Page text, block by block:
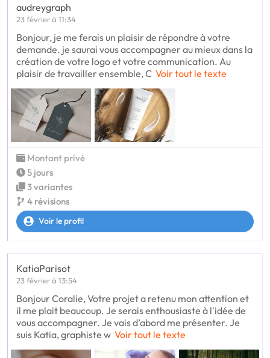
audreygraph
23 février à 11:34
Bonjour, je me ferais un plaisir de répondre à votre
demande. je saurai vous accompagner au mieux dans la
création de votre logo et votre communication. Au
plaisir de travailler ensemble, C Voir tout le texte
Montant privé
5 jours
3 variantes
4 révisions
Voir le profil
KatiaParisot
23 février à 13:54
Bonjour Coralie, Votre projet a retenu mon attention et
il me plait beaucoup. Je serais enthousiaste à l'idée de
vous accompagner. Je vais d’abord me présenter. Je
suis Katia, graphiste w Voir tout le texte